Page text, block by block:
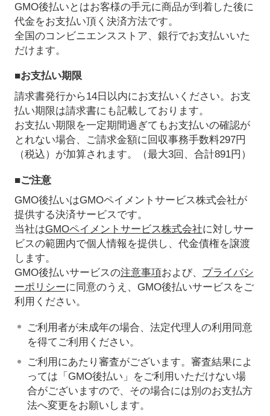
GMO後払いとはお客様の手元に商品が到着した後に
代金をお支払い頂く決済方法です。
全国のコンビニエンスストア、銀行でお支払いいた
だけます。
■お支払い期限
請求書発行から14日以内にお支払いください。お支
払い期限は請求書にも記載しております。
お支払い期限を一定期間過ぎてもお支払いの確認が
とれない場合、ご請求金額に回収事務手数料297円
（税込）が加算されます。（最大3回、合計891円）
■ご注意
GMO後払いはGMOペイメントサービス株式会社が
提供する決済サービスです。
当社はGMOペイメントサービス株式会社に対しサー
ビスの範囲内で個人情報を提供し、代金債権を譲渡
します。
GMO後払いサービスの注意事項および、 プライバシ
ーポリシーに同意のうえ、GMO後払いサービスをご
利用ください。
ご利用者が未成年の場合、法定代理人の利用同意
を得てご利用ください。
ご利用にあたり審査がございます。審査結果によ
っては「GMO後払い」をご利用いただけない場
合がございますので、その場合には別のお支払方
法へ変更をお願いします。